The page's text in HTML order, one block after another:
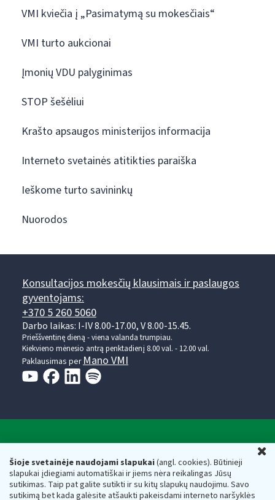
Šioje svetainėje naudojami slapukai(angl. cookies). Būtinieji
slapukai įdiegiami automatiškai ir jiems nėra reikalingas Jūsų
sutikimas. Taip pat galite sutikti ir su kitų slapukų naudojimu. Savo
sutikimą bet kada galėsite atšaukti pakeisdami interneto naršyklės
VMI kviečia į „Pasimatymą su mokesčiais“
VMI turto aukcionai
Įmonių VDU palyginimas
STOP šešėliui
Krašto apsaugos ministerijos informacija
Interneto svetainės atitikties paraiška
Ieškome turto savininkų
Nuorodos
Konsultacijos mokesčių klausimais ir paslaugos
gyventojams:
+370 5 260 5060
Darbo laikas: I-IV 8.00-17.00, V 8.00-15.45.
Prieššventinę dieną - viena valanda trumpiau.
Kiekvieno mėnesio antrą penktadienį 8.00 val. - 12.00 val.
Paklausimas per Mano VMI
Respublikos finansų ministerijos
Biudžetinė įstaiga. Juridinio asmens kodas — 188659752,
adresas: Vasario 16-osios g. 14, 01107 Vilnius, Lietuva, el.paštas: